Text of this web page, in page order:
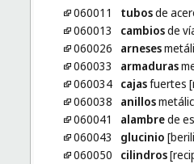
060011 tubosde
060013
cambiosde
060026
arneses
060033
armaduras
060034 cajasfuertes
060038
anillos
060041
alambrede
060043
glucinio
060050
cilindros